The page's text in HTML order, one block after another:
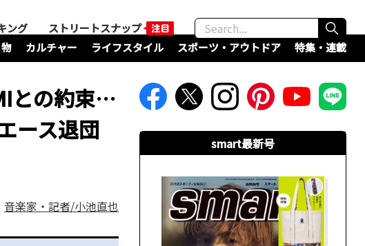
ング
ストリートスナップ
カルチャー ライフスタイル スポーツ・アウトドア 特集・連載
との約束…
ース退団
音楽家・記者/小池直也
smart最新号